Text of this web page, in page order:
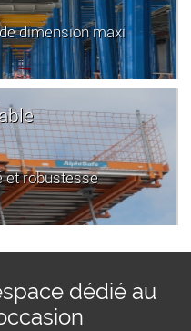
dimension maxi
et robustesse
dédié au